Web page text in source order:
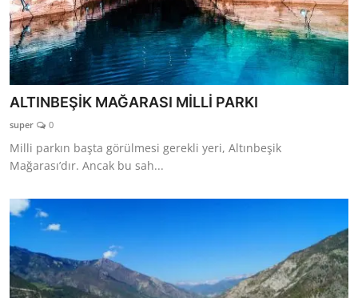
ALTINBEŞİK MAĞARASI MİLLİ PARKI
super 0
Milli parkın başta görülmesi gerekli yeri, Altınbeşik
Mağarası’dır. Ancak bu sah...